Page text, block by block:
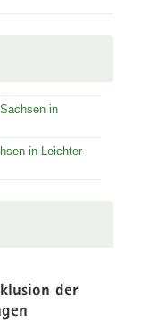
in
in Leichter
der